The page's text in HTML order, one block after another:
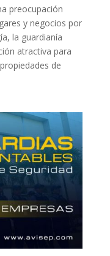
preocupación
y negocios por
la guardianía
atractiva para
de